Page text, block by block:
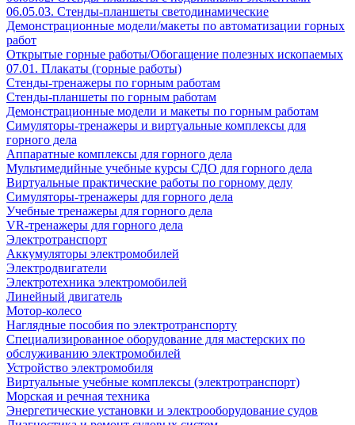
06.05.03. Стенды-планшеты светодинамические
Демонстрационные модели/макеты по автоматизации горных
работ
Открытые горные работы/Обогащение полезных ископаемых
07.01. Плакаты (горные работы)
Стенды-тренажеры по горным работам
Стенды-планшеты по горным работам
Демонстрационные модели и макеты по горным работам
Симуляторы-тренажеры и виртуальные комплексы для
горного дела
Аппаратные комплексы для горного дела
Мультимедийные учебные курсы СДО для горного дела
Виртуальные практические работы по горному делу
Симуляторы-тренажеры для горного дела
Учебные тренажеры для горного дела
VR-тренажеры для горного дела
Электротранспорт
Аккумуляторы электромобилей
Электродвигатели
Электротехника электромобилей
Линейный двигатель
Мотор-колесо
Наглядные пособия по электротранспорту
Специализированное оборудование для мастерских по
обслуживанию электромобилей
Устройство электромобиля
Виртуальные учебные комплексы (электротранспорт)
Морская и речная техника
Энергетические установки и электрооборудование судов